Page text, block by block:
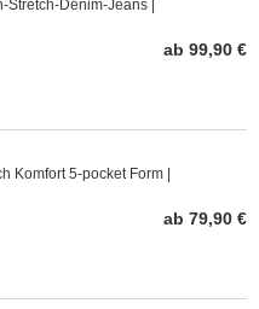
Stretch-Denim-Jeans |
ab 99,90 €
Komfort 5-pocket Form |
ab 79,90 €